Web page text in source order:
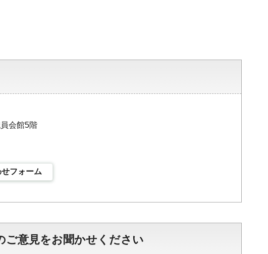
会館5階
フォーム
意見をお聞かせください